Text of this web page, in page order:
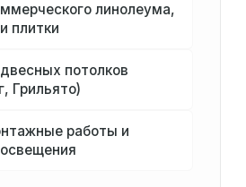
линолеума,
плитки
потолков
Грильято)
работы и